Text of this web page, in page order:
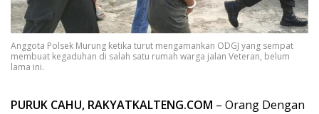
Anggota Polsek Murung ketika turut mengamankan ODGJ yang sempat
membuat kegaduhan di salah satu rumah warga jalan Veteran, belum
lama ini.
PURUK CAHU, RAKYATKALTENG.COM – Orang Dengan